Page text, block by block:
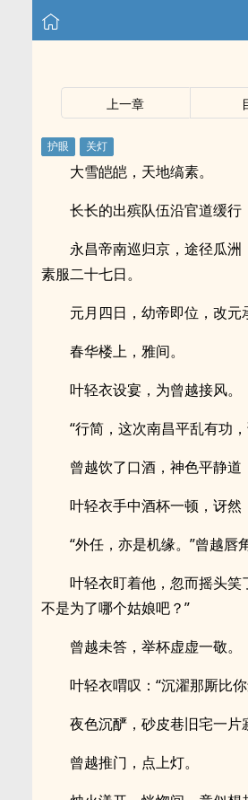
上一章
大雪皑皑，天地缟素。
长长的出殡队伍沿官道缓行
永昌帝南巡归京，途径瓜
素服二十七日。
元月四日，幼帝即位，改元
春华楼上，雅间。
叶轻衣设宴，为曾越接风。
“行简，这次南昌平乱有功
曾越饮了口酒，神色平静道
叶轻衣手中酒杯一顿，讶然
“外任，亦是机缘。”曾越唇
叶轻衣盯着他，忽而摇头笑
不是为了哪个姑娘吧？”
曾越未答，举杯虚虚一敬。
叶轻衣喟叹：“沉濯那厮比
夜色沉酽，砂皮巷旧宅一片
曾越推门，点上灯。